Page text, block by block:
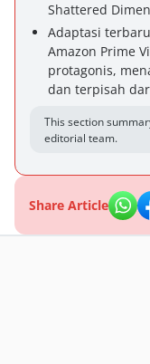
Shattered
Adaptasi
Amazon Prime
protagonis,
dan terpisah
This section
editorial team.
Share Article